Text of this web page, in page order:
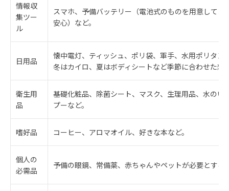
情報収
集ツー
ル
スマホ、予備バッテリー（電池式のものを用意してお
安心）など。
日用品
懐中電灯、ティッシュ、ポリ袋、軍手、水用ポリタン
冬はカイロ、夏はボディシートなど季節に合わせた想
衛生用
品
基礎化粧品、除菌シート、マスク、生理用品、水のい
プーなど。
嗜好品 コーヒー、アロマオイル、好きな本など。
個人の
必需品
予備の眼鏡、常備薬、赤ちゃんやペットが必要とする